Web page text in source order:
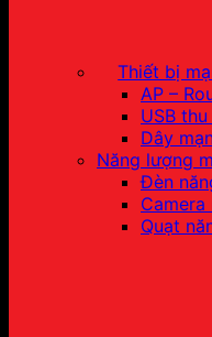
Thiết bị
AP –
USB
Dây
Năng lượng
Đèn
Quạt